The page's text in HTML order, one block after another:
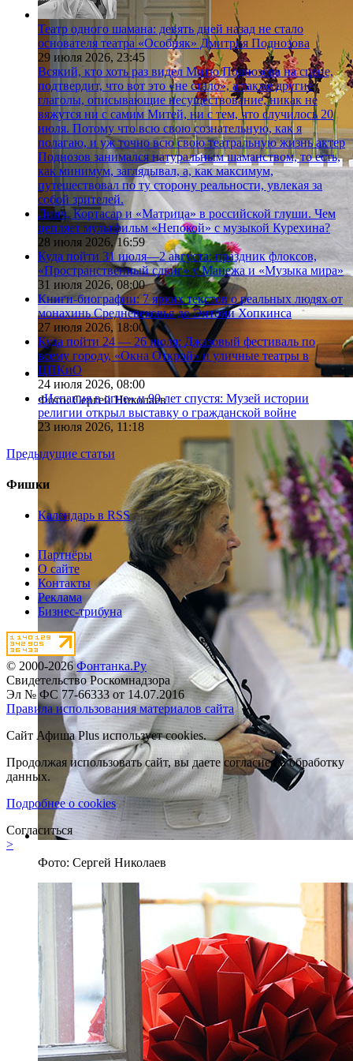
Фото: Сергей Николаев
Фото: Сергей Николаев
Театр одного шамана: девять дней назад не стало
основателя театра «Особняк» Дмитрия Поднозова
29 июля 2026, 23:45
Всякий, кто хоть раз видел Митю Поднозова на сцене,
подтвердит, что вот это «не стало», а также другие
глаголы, описывающие несуществование, никак не
вяжутся ни с самим Митей, ни с тем, что случилось 20
июля. Потому что всю свою сознательную, как я
полагаю, и уж точно всю свою театральную жизнь актер
Поднозов занимался натуральным шаманством, то есть,
как минимум, заглядывал, а, как максимум,
путешествовал по ту сторону реальности, увлекая за
собой зрителей.
Линч, Кортасар и «Матрица» в российской глуши. Чем
цепляет мультфильм «Непокой» с музыкой Курехина?
28 июля 2026,16:59
Куда пойти 31 июля—2 августа: праздник флоксов,
«Пространственный сдвиг» у Манежа и «Музыка мира»
31 июля 2026, 08:00
Книги-биографии: 7 ярких текстов о реальных людях от
монахинь Средневековья до Энтони Хопкинса
27 июля 2026, 18:00
Куда пойти 24 — 26 июля: Джазовый фестиваль по
всему городу, «Окна Открой» и уличные театры в
ЦПКиО
24 июля 2026, 08:00
«Испания в огне» и 90 лет спустя: Музей истории
религии открыл выставку о гражданской войне
23 июля 2026, 11:18
Предыдущие статьи
Фишки
Календарь в RSS
Партнёры
О сайте
Контакты
Реклама
Бизнес-трибуна
© 2000-2026Фонтанка.Ру
Свидетельство Роскомнадзора
Эл № ФС 77-66333 от 14.07.2016
Правила использования материалов сайта
Сайт Афиша Plus использует cookies.
Продолжая использовать сайт, вы даете согласие на обработку
данных.
Подробнее о cookies
Согласиться
>